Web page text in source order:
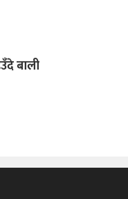
बाली